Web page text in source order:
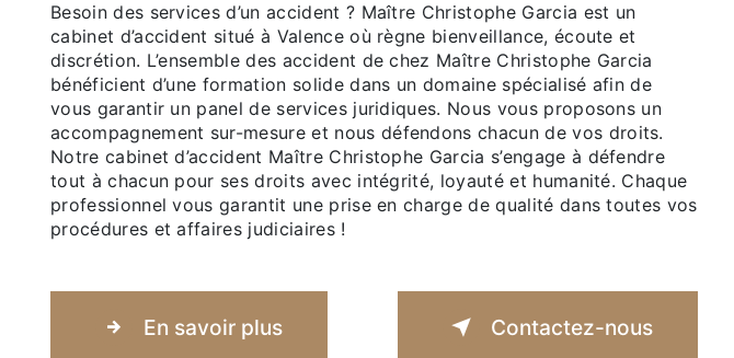
Besoin des services d’un accident ? Maître Christophe Garcia est un
cabinet d’accident situé à Valence où règne bienveillance, écoute et
discrétion. L’ensemble des accident de chez Maître Christophe Garcia
bénéficient d’une formation solide dans un domaine spécialisé afin de
vous garantir un panel de services juridiques. Nous vous proposons un
accompagnement sur-mesure et nous défendons chacun de vos droits.
Notre cabinet d’accident Maître Christophe Garcia s’engage à défendre
tout à chacun pour ses droits avec intégrité, loyauté et humanité. Chaque
professionnel vous garantit une prise en charge de qualité dans toutes vos
procédures et affaires judiciaires !
En savoir plus Contactez-nous